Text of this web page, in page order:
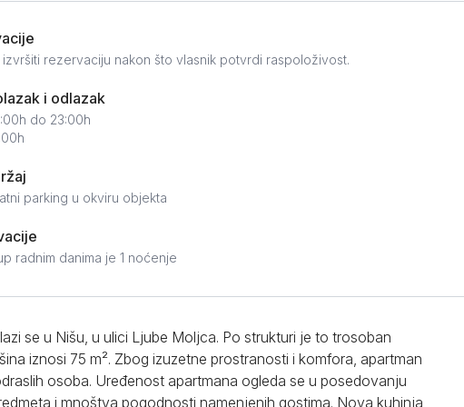
rezervaciju nakon što vlasnik potvrdi raspoloživost.
i odlazak
do 23:00h
parking u okviru objekta
radnim danima je 1 noćenje
se u Nišu, u ulici Ljube Moljca. Po strukturi je to trosoban
iznosi 75 m². Zbog izuzetne prostranosti i komfora, apartman
osoba. Uređenost apartmana ogleda se u posedovanju
i mnoštva pogodnosti namenjenih gostima. Nova kuhinja